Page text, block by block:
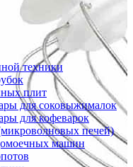
техники
плит
для соковыжималок
для кофеварок
печей)
машин